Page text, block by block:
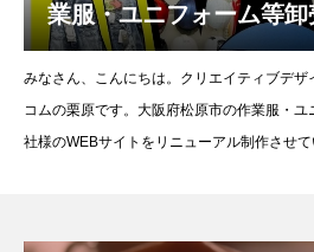
業服・ユニフォーム等
社様のWEBサイトをリ
せていただきました。
みなさん、こんにちは。クリエイティブデ
コムの栗原です。大阪府松原市の作業服・
社様のWEBサイトをリニューアル制作させ